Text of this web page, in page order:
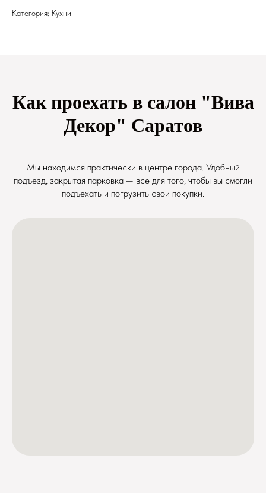
Категория: Кухни
Как проехать в салон "Вива
Декор" Саратов
Мы находимся практически в центре города. Удобный
подъезд, закрытая парковка — все для того, чтобы вы смогли
подъехать и погрузить свои покупки.